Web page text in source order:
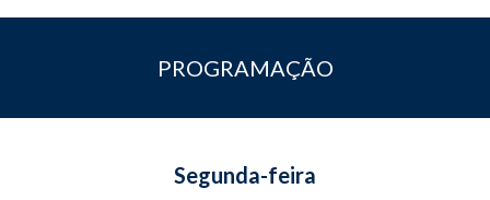
PROGRAMAÇÃO
Segunda-feira